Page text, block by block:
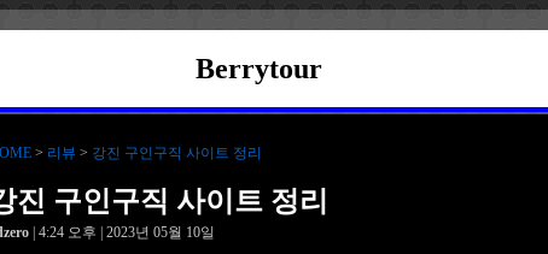
Berrytour
> 리뷰 > 강진 구인구직 사이트 정리
진 구인구직 사이트 정리
| 4:24 오후 | 2023년 05월 10일